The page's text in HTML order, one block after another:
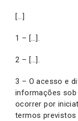
[…]
1 – […].
2 – […].
3 – O acesso e
informações sob
ocorrer por
termos previstos